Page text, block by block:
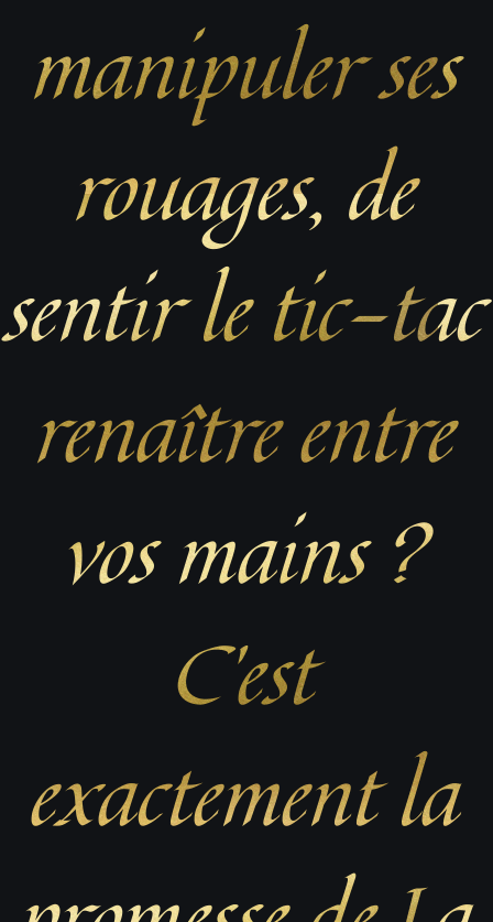
manipuler ses
rouages, de
sentir le tic-tac
renaître entre
vos mains ?
C’est
exactement la